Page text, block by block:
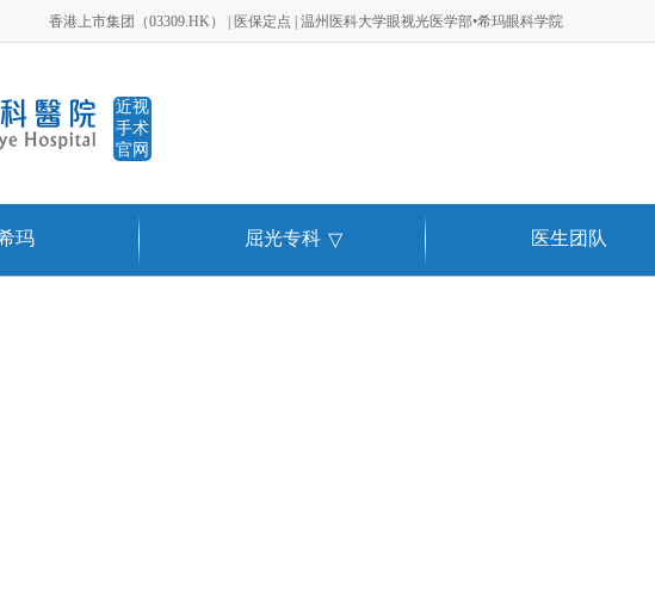
香港上市集团（03309.HK） | 医保定点 | 温州医科大学眼视光医学部•希玛眼科学院
近视
手术
官网
玛 屈光专科 ▽ 医生团队